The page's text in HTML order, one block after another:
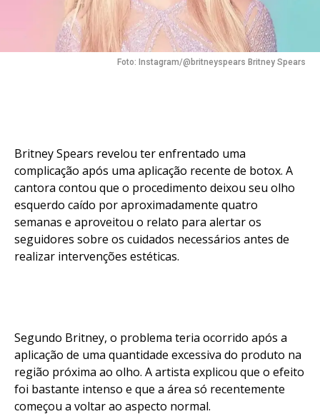
Foto: Instagram/@britneyspears Britney Spears
Britney Spears revelou ter enfrentado uma
complicação após uma aplicação recente de botox. A
cantora contou que o procedimento deixou seu olho
esquerdo caído por aproximadamente quatro
semanas e aproveitou o relato para alertar os
seguidores sobre os cuidados necessários antes de
realizar intervenções estéticas.
Segundo Britney, o problema teria ocorrido após a
aplicação de uma quantidade excessiva do produto na
região próxima ao olho. A artista explicou que o efeito
foi bastante intenso e que a área só recentemente
começou a voltar ao aspecto normal.